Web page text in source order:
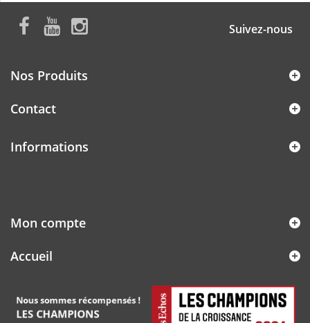
Suivez-nous
Nos Produits
Contact
Informations
Mon compte
Accueil